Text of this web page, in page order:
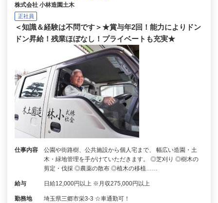
株式会社 小林造園土木
正社員
＜知識＆経験は不問です＞★賞与年2回！能力によりドン
ドン昇給！残業ほぼなし！プライベートも充実★
仕事内容
公園や街路樹、公共施設から個人宅まで、 幅広い造園・土
木・緑地管理を手がけていただきます。 ◎芝刈り ◎樹木の
剪定・伐採 ◎農薬の散布 ◎植木の移植……
給与 日給12,000円以上 ※月収275,000円以上
勤務地 埼玉県三郷市栄3-3 ☆車通勤可！